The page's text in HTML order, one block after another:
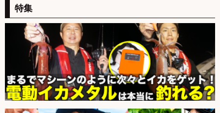
特集